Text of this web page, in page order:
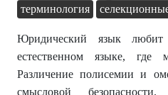
терминология
Юридический язык
естественном языке, где
Различение полисемии и
смысловой